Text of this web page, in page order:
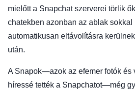
mielőtt a Snapchat szerverei törlik
chatekben azonban az ablak
automatikusan eltávolításra
után.
A Snapok—azok az efemer fotók és
híressé tették a Snapchatot—még